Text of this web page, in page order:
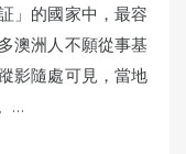
」的國家中，最容
澳洲人不願從事基
影隨處可見，當地
…